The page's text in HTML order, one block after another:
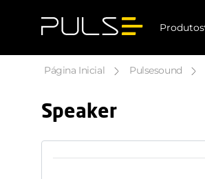
Produtos
Pulsesound
Speaker